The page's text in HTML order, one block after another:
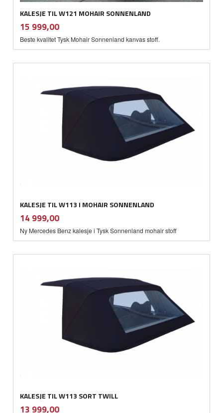
KALESJE TIL W121 MOHAIR SONNENLAND
Pris
15 999,00mva.
Beste kvalitet Tysk Mohair Sonnenland kanvas stoff.
KALESJE TIL W113 I MOHAIR SONNENLAND
Pris
14 999,00mva.
Ny Mercedes Benz kalesje i Tysk Sonnenland mohair stoff
KALESJE TIL W113 SORT TWILL
Pris
13 999,00